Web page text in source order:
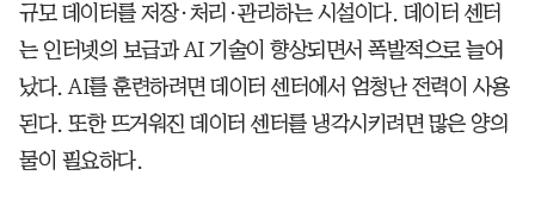
규모 데이터를 저장·처리·관리하는 시설이다. 데이터 센터
는 인터넷의 보급과 AI 기술이 향상되면서 폭발적으로 늘어
났다. AI를 훈련하려면 데이터 센터에서 엄청난 전력이 사용
된다. 또한 뜨거워진 데이터 센터를 냉각시키려면 많은 양의
물이 필요하다.